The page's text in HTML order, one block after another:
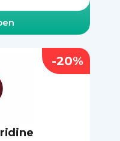
-20%